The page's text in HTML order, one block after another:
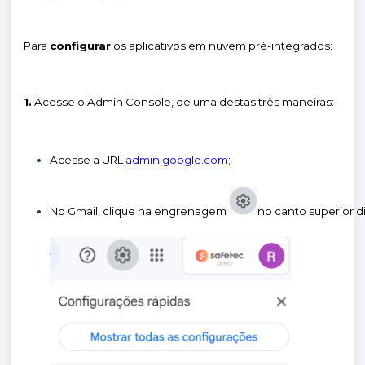
Para configurar os aplicativos em nuvem pré-integrados:
1. Acesse o Admin Console, de uma destas três maneiras:
Acesse a URL admin.google.com;
No Gmail, clique na engrenagem no canto superior